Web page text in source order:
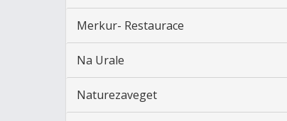
Merkur- Restaurace
Na Urale
Naturezaveget